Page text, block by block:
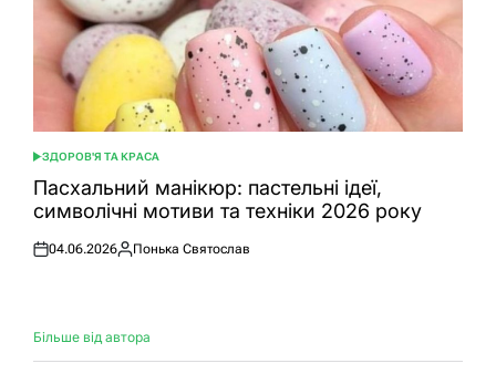
ОПУБЛІКУВАТИ
У
ЗДОРОВ'Я ТА КРАСА
Пасхальний манікюр: пастельні ідеї,
символічні мотиви та техніки 2026 року
Оприлюднено
04.06.2026
Опубліковано
Понька Святослав
Більше від автора